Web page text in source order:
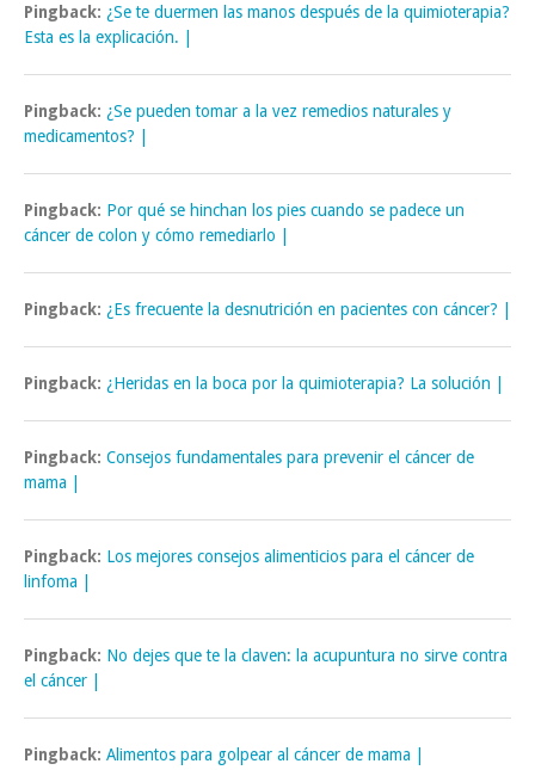
Pingback: ¿Se te duermen las manos después de la quimioterapia?
Esta es la explicación. |
Pingback: ¿Se pueden tomar a la vez remedios naturales y
medicamentos? |
Pingback: Por qué se hinchan los pies cuando se padece un
cáncer de colon y cómo remediarlo |
Pingback: ¿Es frecuente la desnutrición en pacientes con cáncer? |
Pingback: ¿Heridas en la boca por la quimioterapia? La solución |
Pingback: Consejos fundamentales para prevenir el cáncer de
mama |
Pingback: Los mejores consejos alimenticios para el cáncer de
linfoma |
Pingback: No dejes que te la claven: la acupuntura no sirve contra
el cáncer |
Pingback: Alimentos para golpear al cáncer de mama |